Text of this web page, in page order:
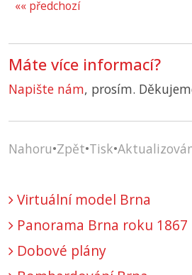
«« předchozí
Máte více informací?
Napište nám, prosím.
Nahoru•Zpět•Tisk•
Virtuální model Brna
Panorama Brna roku 1867
Dobové plány